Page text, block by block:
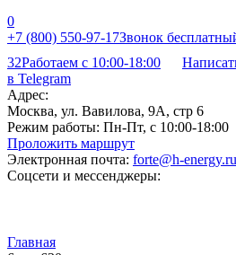
0
+7 (800) 550-97-17Звонок
32Работаем с 10:00-18:00
в Telegram
Адрес:
Москва, ул. Вавилова, 9А, стр 6
Режим работы: Пн-Пт, с 10:00-18:00
Проложить маршрут
Электронная почта: forte@h-energy.ru
Соцсети и мессенджеры:
Главная